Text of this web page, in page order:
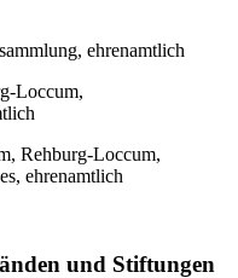
ehrenamtlich
Loccum,
Rehburg-Loccum,
ehrenamtlich
und Stiftungen